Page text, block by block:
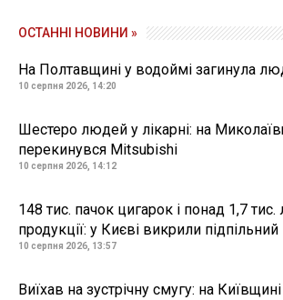
ОСТАННІ НОВИНИ »
На Полтавщині у водоймі загинула
10 серпня 2026, 14:20
Шестеро людей у лікарні: на
перекинувся Mitsubishi
10 серпня 2026, 14:12
148 тис. пачок цигарок і понад 1,7 тис.
продукції: у Києві викрили
10 серпня 2026, 13:57
Виїхав на зустрічну смугу: на